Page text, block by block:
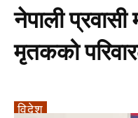
नेपाली प्रवासी
मृतकको
विदेश